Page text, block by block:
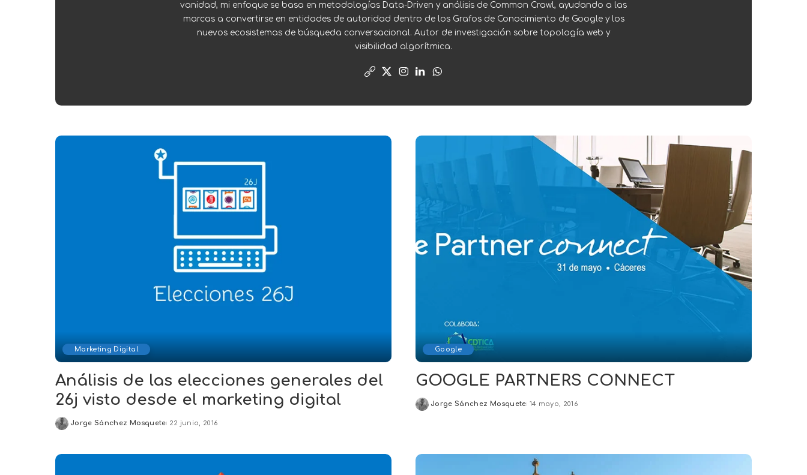
vanidad, mi enfoque se basa en metodologías Data-Driven y análisis de Common Crawl, ayudando a las
marcas a convertirse en entidades de autoridad dentro de los Grafos de Conocimiento de Google y los
nuevos ecosistemas de búsqueda conversacional. Autor de investigación sobre topología web y
visibilidad algorítmica.
Marketing Digital
Análisis de las elecciones generales del
26j visto desde el marketing digital
Posted
Jorge Sánchez Mosquete 22 junio, 2016
Google
GOOGLE PARTNERS CONNECT
Posted
Jorge Sánchez Mosquete 14 mayo, 2016